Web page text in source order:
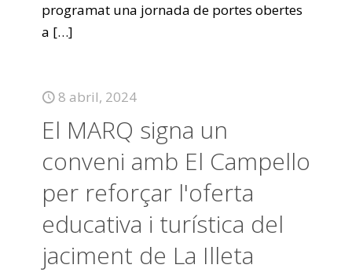
programat una jornada de portes obertes
a […]
8 abril, 2024
El MARQ signa un
conveni amb El Campello
per reforçar l'oferta
educativa i turística del
jaciment de La Illeta